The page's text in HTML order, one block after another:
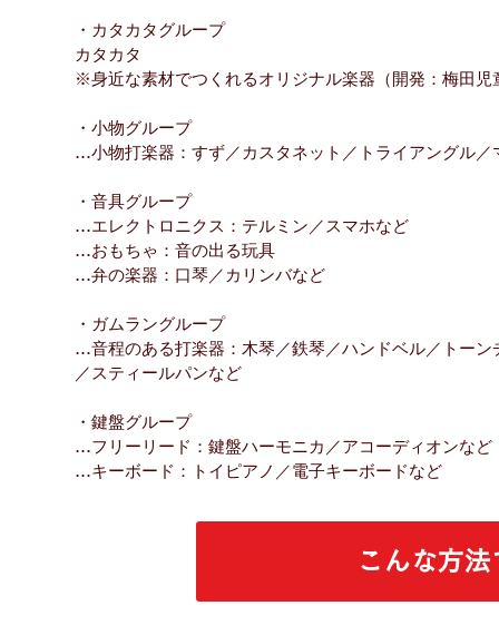
・カタカタグループ
カタカタ
※身近な素材でつくれるオリジナル楽器（開発：梅田
・小物グループ
…小物打楽器：すず／カスタネット／トライアングル
・音具グループ
…エレクトロニクス：テルミン／スマホなど
…おもちゃ：音の出る玩具
…弁の楽器：口琴／カリンバなど
・ガムラングループ
…音程のある打楽器：木琴／鉄琴／ハンドベル／トー
／スティールパンなど
・鍵盤グループ
…フリーリード：鍵盤ハーモニカ／アコーディオンなど
…キーボード：トイピアノ／電子キーボードなど
こんな方